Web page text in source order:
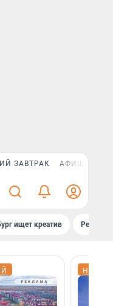
ЗАВТРАК АФИША PLUS
ищет креатив